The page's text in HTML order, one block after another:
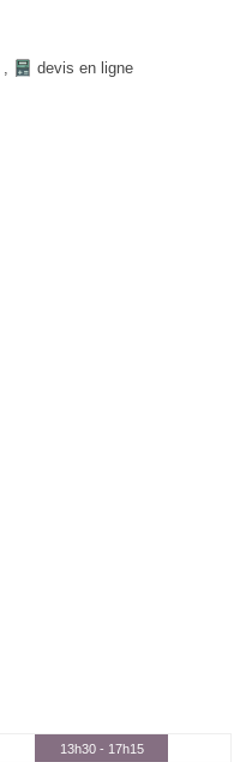
, devis en ligne
13h30 - 17h15